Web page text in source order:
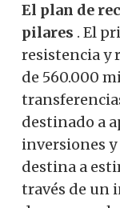
El plan de
pilares . El
resistencia y
de 560.000
destinado a
inversiones
destina a
través de un